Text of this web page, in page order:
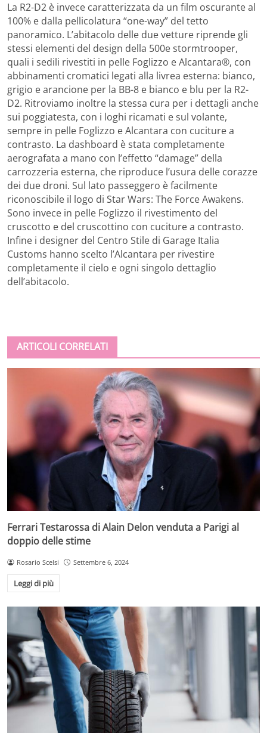
La R2-D2 è invece caratterizzata da un film oscurante al
100% e dalla pellicolatura “one-way” del tetto
panoramico. L’abitacolo delle due vetture riprende gli
stessi elementi del design della 500e stormtrooper,
quali i sedili rivestiti in pelle Foglizzo e Alcantara®, con
abbinamenti cromatici legati alla livrea esterna: bianco,
grigio e arancione per la BB-8 e bianco e blu per la R2-
D2. Ritroviamo inoltre la stessa cura per i dettagli anche
sui poggiatesta, con i loghi ricamati e sul volante,
sempre in pelle Foglizzo e Alcantara con cuciture a
contrasto. La dashboard è stata completamente
aerografata a mano con l’effetto “damage” della
carrozzeria esterna, che riproduce l’usura delle corazze
dei due droni. Sul lato passeggero è facilmente
riconoscibile il logo di Star Wars: The Force Awakens.
Sono invece in pelle Foglizzo il rivestimento del
cruscotto e del cruscottino con cuciture a contrasto.
Infine i designer del Centro Stile di Garage Italia
Customs hanno scelto l’Alcantara per rivestire
completamente il cielo e ogni singolo dettaglio
dell’abitacolo.
ARTICOLI CORRELATI
Ferrari Testarossa di Alain Delon venduta a Parigi al
doppio delle stime
Rosario Scelsi Settembre 6, 2024
Leggi di più